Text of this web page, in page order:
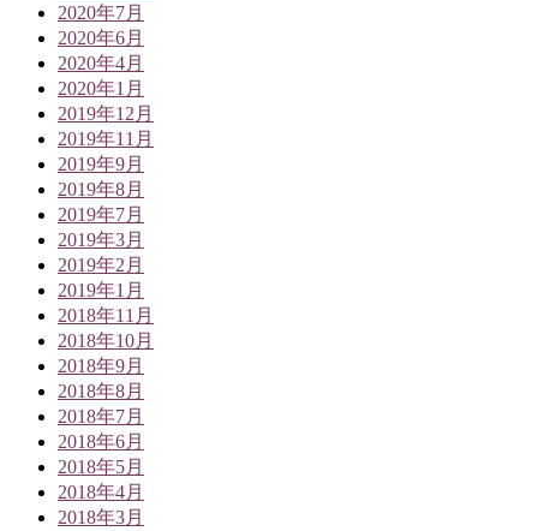
2020年7月
2020年6月
2020年4月
2020年1月
2019年12月
2019年11月
2019年9月
2019年8月
2019年7月
2019年3月
2019年2月
2019年1月
2018年11月
2018年10月
2018年9月
2018年8月
2018年7月
2018年6月
2018年5月
2018年4月
2018年3月